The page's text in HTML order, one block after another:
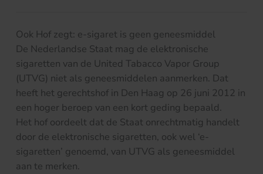
Ook Hof zegt: e-sigaret is geen geneesmiddel
De Nederlandse Staat mag de elektronische
sigaretten van de United Tabacco Vapor Group
(UTVG) niet als geneesmiddelen aanmerken. Dat
heeft het gerechtshof in Den Haag op 26 juni 2012 in
een hoger beroep van een kort geding bepaald.
Het hof oordeelt dat de Staat onrechtmatig handelt
door de elektronische sigaretten, ook wel ‘e-
sigaretten’ genoemd, van UTVG als geneesmiddel
aan te merken.